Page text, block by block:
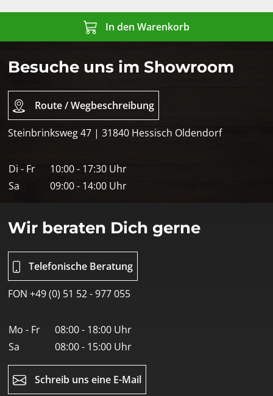
In den Warenkorb
Besuche uns im Showroom
Route / Wegbeschreibung
Steinbrinksweg 47 | 31840 Hessisch Oldendorf
Di - Fr
10:00 - 17:30 Uhr
Sa
09:00 - 14:00 Uhr
Wir beraten Dich gerne
Telefonische Beratung
FON +49 (0) 51 52 - 977 055
Mo - Fr
08:00 - 18:00 Uhr
Sa
08:00 - 15:00 Uhr
Schreib uns eine E-Mail